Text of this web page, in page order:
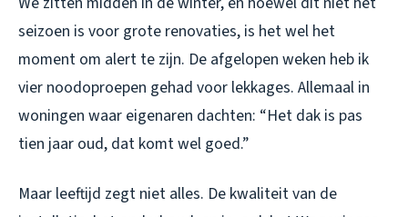
seizoen is voor grote renovaties, is het wel het
moment om alert te zijn. De afgelopen weken heb ik
vier noodoproepen gehad voor lekkages. Allemaal in
woningen waar eigenaren dachten: “Het dak is pas
tien jaar oud, dat komt wel goed.”
Maar leeftijd zegt niet alles. De kwaliteit van de